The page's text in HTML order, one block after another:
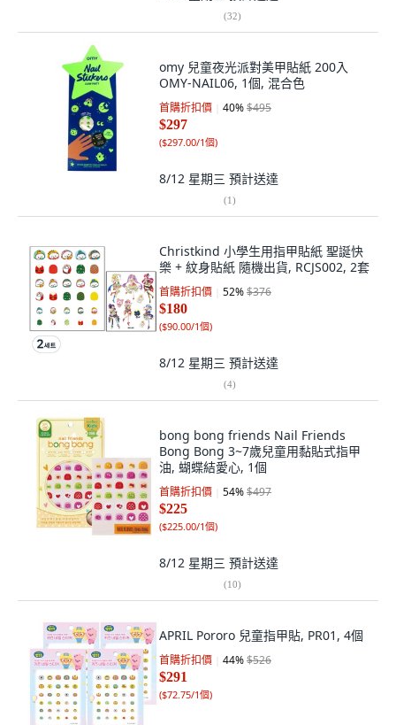
(32)
omy 兒童夜光派對美甲貼紙 200入
OMY-NAIL06, 1個, 混合色
首購折扣價 40%$495
$297
($297.00/1個)
8/12 星期三 預計送達
(1)
Christkind 小學生用指甲貼紙 聖誕快
樂 + 紋身貼紙 隨機出貨, RCJS002, 2套
首購折扣價 52%$376
$180
($90.00/1個)
8/12 星期三 預計送達
(4)
bong bong friends Nail Friends
Bong Bong 3~7歲兒童用黏貼式指甲
油, 蝴蝶結愛心, 1個
首購折扣價 54%$497
$225
($225.00/1個)
8/12 星期三 預計送達
(10)
APRIL Pororo 兒童指甲貼, PR01, 4個
首購折扣價 44%$526
$291
($72.75/1個)